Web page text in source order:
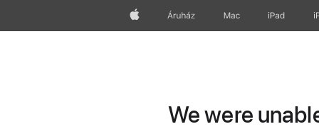
AppleÁruház Mac iPad
We were